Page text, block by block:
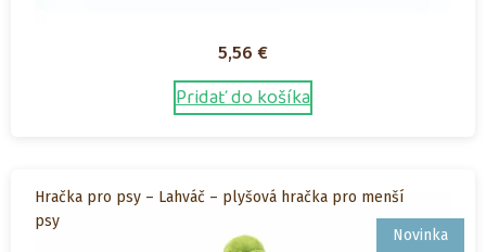
5,56 €
Pridať do košíka
Novinka
Hračka pro psy – Lahváč – plyšová hračka pro menší
psy